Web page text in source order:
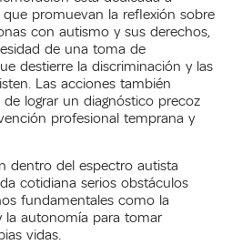
promuevan la reflexión sobre
con autismo y sus derechos,
de una toma de
destierre la discriminación y las
Las acciones también
lograr un diagnóstico precoz
profesional temprana y
dentro del espectro autista
cotidiana serios obstáculos
fundamentales como la
la autonomía para tomar
vidas.